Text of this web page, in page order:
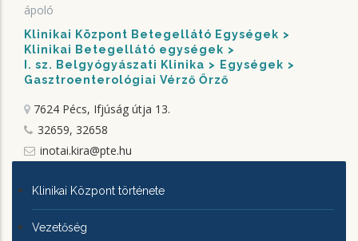
ápoló
Klinikai Központ Betegellátó Egységek
Klinikai Betegellátó egységek
I. sz. Belgyógyászati Klinika
Egységek
Gasztroenterológiai Vérző Őrző
7624 Pécs, Ifjúság útja 13.
32659, 32658
inotai.kira@pte.hu
KLINIKAI
KÖZPONTRÓL
Klinikai Központ története
Vezetőség